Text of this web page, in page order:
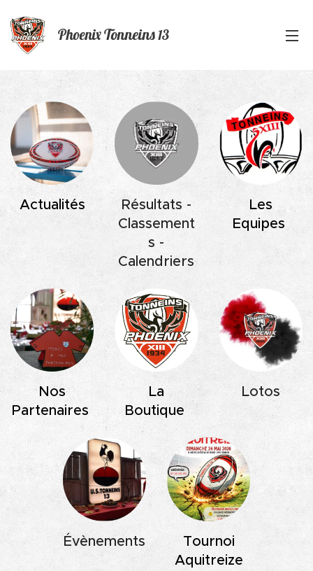
PhoenixTonneins13
Actualités
Résultats -
Classement
s -
Calendriers
Les
Equipes
Nos
Partenaires
La
Boutique
Lotos
Évènements
Tournoi
Aquitreize